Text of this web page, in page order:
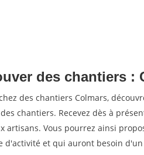
des chantiers :
des chantiers Colmars,
chantiers. Recevez dès à
artisans. Vous pourrez ainsi
d'activité et qui auront besoin